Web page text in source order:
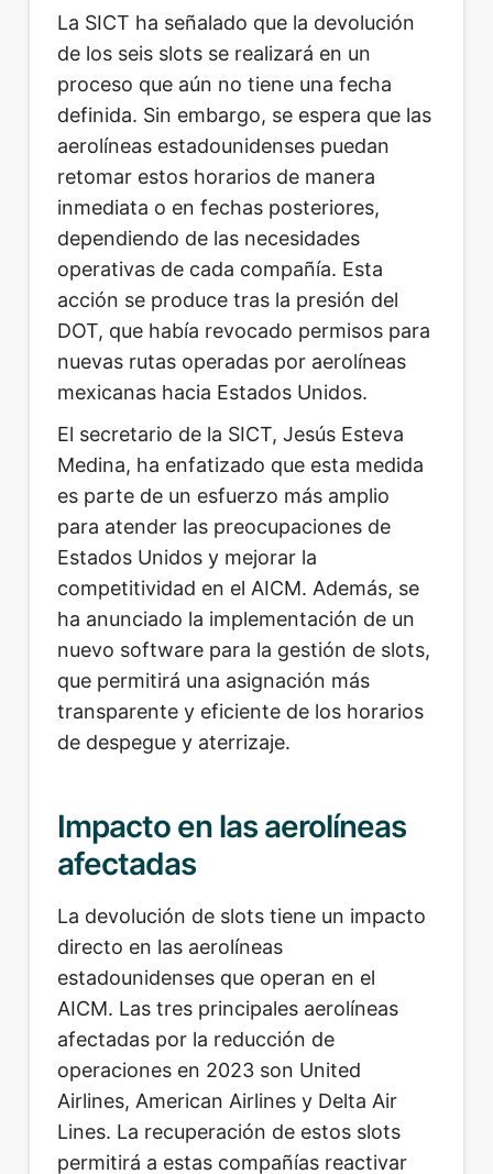
La SICT ha señalado que la devolución
de los seis slots se realizará en un
proceso que aún no tiene una fecha
definida. Sin embargo, se espera que las
aerolíneas estadounidenses puedan
retomar estos horarios de manera
inmediata o en fechas posteriores,
dependiendo de las necesidades
operativas de cada compañía. Esta
acción se produce tras la presión del
DOT, que había revocado permisos para
nuevas rutas operadas por aerolíneas
mexicanas hacia Estados Unidos.
El secretario de la SICT, Jesús Esteva
Medina, ha enfatizado que esta medida
es parte de un esfuerzo más amplio
para atender las preocupaciones de
Estados Unidos y mejorar la
competitividad en el AICM. Además, se
ha anunciado la implementación de un
nuevo software para la gestión de slots,
que permitirá una asignación más
transparente y eficiente de los horarios
de despegue y aterrizaje.
Impacto en las aerolíneas
afectadas
La devolución de slots tiene un impacto
directo en las aerolíneas
estadounidenses que operan en el
AICM. Las tres principales aerolíneas
afectadas por la reducción de
operaciones en 2023 son United
Airlines, American Airlines y Delta Air
Lines. La recuperación de estos slots
permitirá a estas compañías reactivar